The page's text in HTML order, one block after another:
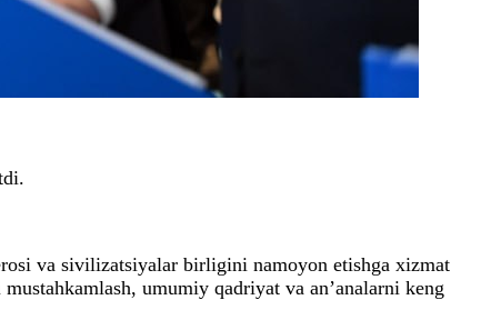
va sivilizatsiyalar birligini namoyon etishga xizmat
umumiy qadriyat va an’analarni keng